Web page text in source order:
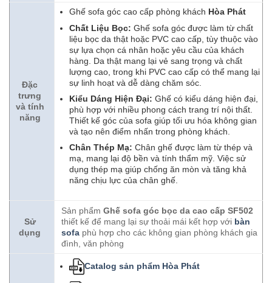
Đặc
trưng
và tính
năng
Ghế sofa góc cao cấp phòng khách Hòa Phát
Chất Liệu Bọc: Ghế sofa góc được làm từ chất
liệu bọc da thật hoặc PVC cao cấp, tùy thuộc vào
sự lựa chọn cá nhân hoặc yêu cầu của khách
hàng. Da thật mang lại vẻ sang trọng và chất
lượng cao, trong khi PVC cao cấp có thể mang lại
sự linh hoạt và dễ dàng chăm sóc.
Kiểu Dáng Hiện Đại: Ghế có kiểu dáng hiện đại,
phù hợp với nhiều phong cách trang trí nội thất.
Thiết kế góc của sofa giúp tối ưu hóa không gian
và tạo nên điểm nhấn trong phòng khách.
Chân Thép Mạ: Chân ghế được làm từ thép và
mạ, mang lại độ bền và tính thẩm mỹ. Việc sử
dụng thép mạ giúp chống ăn mòn và tăng khả
năng chịu lực của chân ghế.
Sử
dụng
Sản phẩm Ghế sofa góc bọc da cao cấp SF502
thiết kế để mang lại sự thoải mái kết hợp với bàn
sofa phù hợp cho các không gian phòng khách gia
đình, văn phòng
Catalog sản phẩm Hòa Phát